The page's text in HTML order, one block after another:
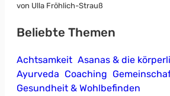
von Ulla Fröhlich-Strauß
Beliebte Themen
Achtsamkeit Asanas & die
Ayurveda Coaching
Gesundheit & Wohlbefinden